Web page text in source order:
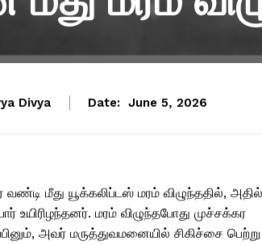
Divya Date: June 5, 2026
வண்டி மீது யூக்கலிப்டஸ் மரம் விழுந்ததில், அதில்
மரம் விழுந்தபோது முச்சக்கர
அவர் மருத்துவமனையில் சிகிச்சை பெற்று